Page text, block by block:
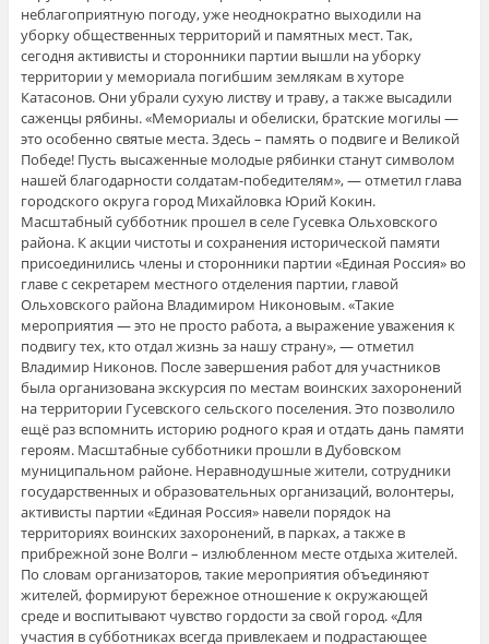
неблагоприятную погоду, уже неоднократно выходили на
уборку общественных территорий и памятных мест. Так,
сегодня активисты и сторонники партии вышли на уборку
территории у мемориала погибшим землякам в хуторе
Катасонов. Они убрали сухую листву и траву, а также высадили
саженцы рябины. «Мемориалы и обелиски, братские могилы —
это особенно святые места. Здесь – память о подвиге и Великой
Победе! Пусть высаженные молодые рябинки станут символом
нашей благодарности солдатам-победителям», — отметил глава
городского округа город Михайловка Юрий Кокин.
Масштабный субботник прошел в селе Гусевка Ольховского
района. К акции чистоты и сохранения исторической памяти
присоединились члены и сторонники партии «Единая Россия» во
главе с секретарем местного отделения партии, главой
Ольховского района Владимиром Никоновым. «Такие
мероприятия — это не просто работа, а выражение уважения к
подвигу тех, кто отдал жизнь за нашу страну», — отметил
Владимир Никонов. После завершения работ для участников
была организована экскурсия по местам воинских захоронений
на территории Гусевского сельского поселения. Это позволило
ещё раз вспомнить историю родного края и отдать дань памяти
героям. Масштабные субботники прошли в Дубовском
муниципальном районе. Неравнодушные жители, сотрудники
государственных и образовательных организаций, волонтеры,
активисты партии «Единая Россия» навели порядок на
территориях воинских захоронений, в парках, а также в
прибрежной зоне Волги – излюбленном месте отдыха жителей.
По словам организаторов, такие мероприятия объединяют
жителей, формируют бережное отношение к окружающей
среде и воспитывают чувство гордости за свой город. «Для
участия в субботниках всегда привлекаем и подрастающее